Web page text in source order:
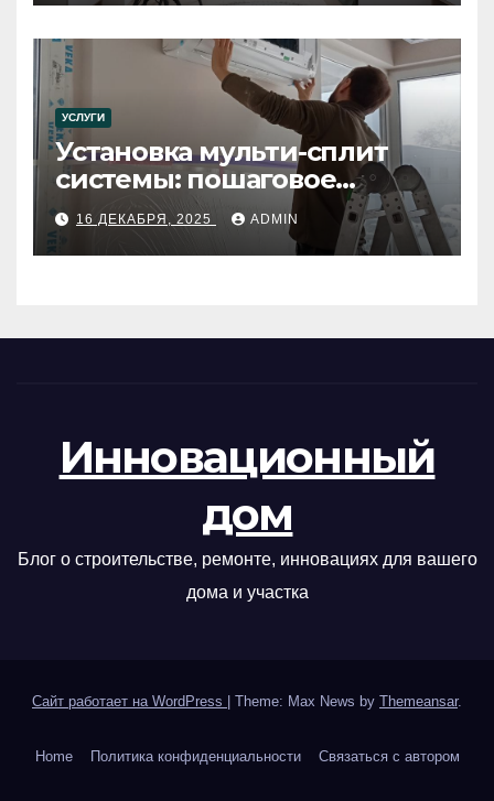
УСЛУГИ
Установка мульти-сплит
системы: пошаговое
руководство
16 ДЕКАБРЯ, 2025 ADMIN
Инновационный
дом
Блог о строительстве, ремонте, инновациях для вашего
дома и участка
Сайт работает на WordPress Theme: Max News by Themeansar.
Home Политика конфиденциальности Связаться с автором